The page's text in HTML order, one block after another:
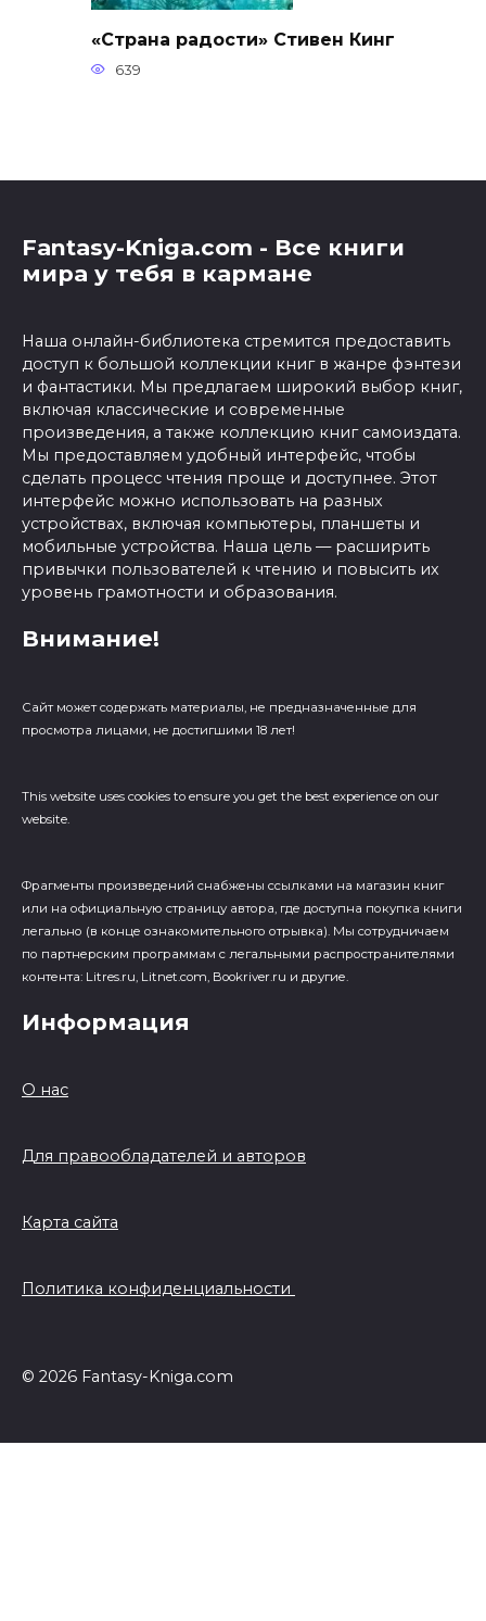
«Страна радости» Стивен Кинг
639
Fantasy-Kniga.com - Все книги
мира у тебя в кармане
Наша онлайн-библиотека стремится предоставить
доступ к большой коллекции книг в жанре фэнтези
и фантастики. Мы предлагаем широкий выбор книг,
включая классические и современные
произведения, а также коллекцию книг самоиздата.
Мы предоставляем удобный интерфейс, чтобы
сделать процесс чтения проще и доступнее. Этот
интерфейс можно использовать на разных
устройствах, включая компьютеры, планшеты и
мобильные устройства. Наша цель — расширить
привычки пользователей к чтению и повысить их
уровень грамотности и образования.
Внимание!
Сайт может содержать материалы, не предназначенные для
просмотра лицами, не достигшими 18 лет!
This website uses cookies to ensure you get the best experience on our
website.
Фрагменты произведений cнабжены ссылками на магазин книг
или на официальную страницу автора, где доступна покупка книги
легально (в конце ознакомительного отрывка). Мы сотрудничаем
по партнерским программам с легальными распространителями
контента: Litres.ru, Litnet.com, Bookriver.ru и другие.
Информация
О нас
Для правообладателей и авторов
Карта сайта
Политика конфиденциальности
© 2026 Fantasy-Kniga.com